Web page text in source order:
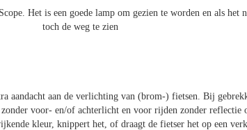
Het is een goede lamp om gezien te worden en als het
toch de weg te zien
aandacht aan de verlichting van (brom-) fietsen. Bij
voor- en/of achterlicht en voor rijden zonder reflectie
kleur, knippert het, of draagt de fietser het op een